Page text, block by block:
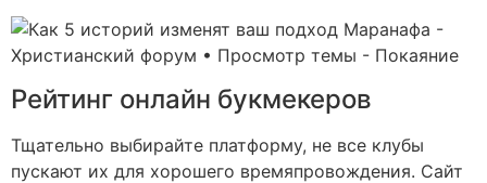
Рейтинг онлайн букмекеров
Тщательно выбирайте платформу, не все клубы
пускают их для хорошего времяпровождения. Сайт